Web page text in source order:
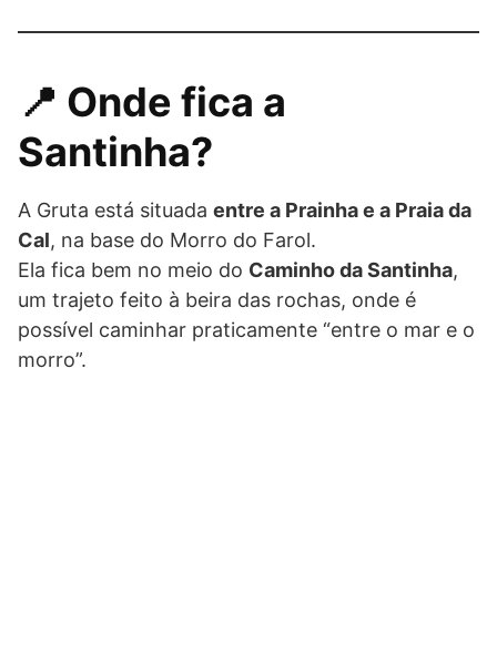
📍 Onde fica a
Santinha?
A Gruta está situada entre a Prainha e a Praia da
Cal, na base do Morro do Farol.
Ela fica bem no meio do Caminho da Santinha,
um trajeto feito à beira das rochas, onde é
possível caminhar praticamente “entre o mar e o
morro”.